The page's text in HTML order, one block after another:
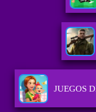
JUEGOS